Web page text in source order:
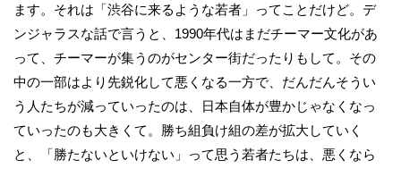
ます。それは「渋谷に来るような若者」ってことだけど。デ
ンジャラスな話で言うと、1990年代はまだチーマー文化があ
って、チーマーが集うのがセンター街だったりもして。その
中の一部はより先鋭化して悪くなる一方で、だんだんそうい
う人たちが減っていったのは、日本自体が豊かじゃなくなっ
ていったのも大きくて。勝ち組負け組の差が拡大していく
と、「勝たないといけない」って思う若者たちは、悪くなら